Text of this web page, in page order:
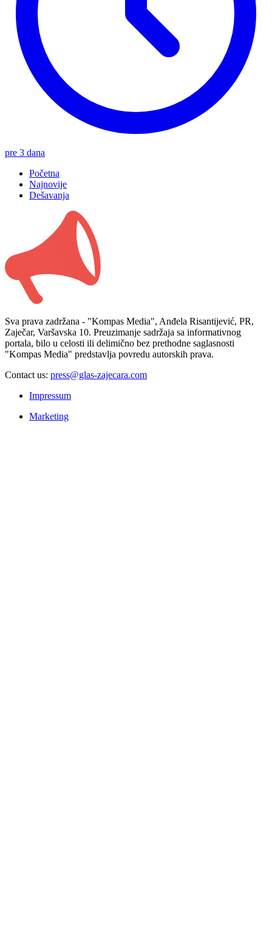
pre 3 dana
Početna
Najnovije
Dešavanja
Sva prava zadržana - "Kompas Media", Anđela Risantijević, PR,
Zaječar, Varšavska 10. Preuzimanje sadržaja sa informativnog
portala, bilo u celosti ili delimično bez prethodne saglasnosti
"Kompas Media" predstavlja povredu autorskih prava.
Contact us: press@glas-zajecara.com
Impressum
Marketing